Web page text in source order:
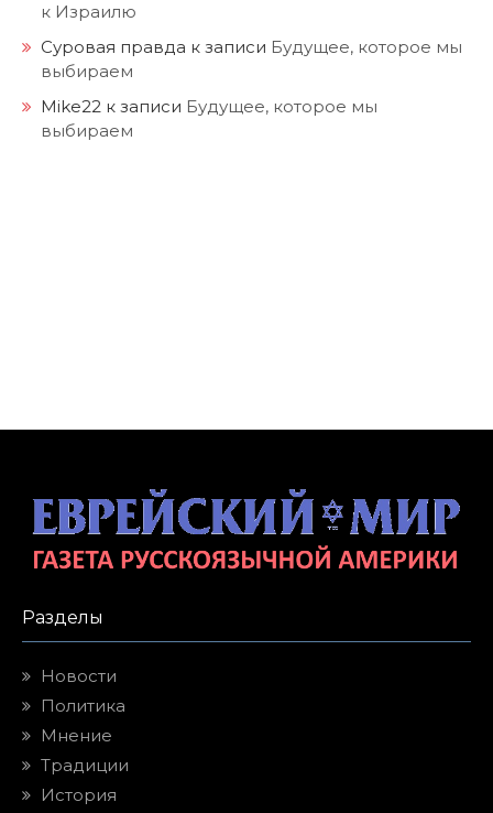
к Израилю
Суровая правда к записи Будущее, которое мы
выбираем
Mike22 к записи Будущее, которое мы
выбираем
Разделы
Новости
Политика
Мнение
Традиции
История